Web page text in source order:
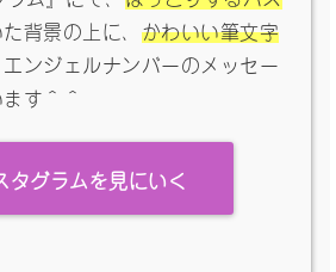
背景の上に、 かわいい筆文字
ンジェルナンバーのメッセー
す＾＾
タグラムを見にいく